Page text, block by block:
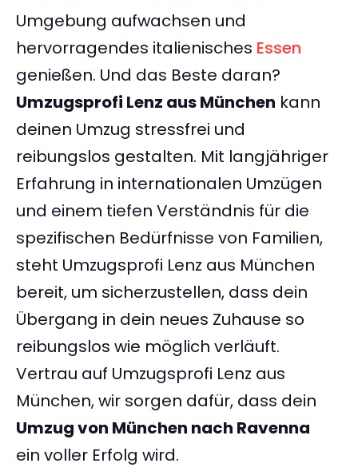
Umgebung aufwachsen und
hervorragendes italienisches Essen
genießen. Und das Beste daran?
Umzugsprofi Lenz aus München kann
deinen Umzug stressfrei und
reibungslos gestalten. Mit langjähriger
Erfahrung in internationalen Umzügen
und einem tiefen Verständnis für die
spezifischen Bedürfnisse von Familien,
steht Umzugsprofi Lenz aus München
bereit, um sicherzustellen, dass dein
Übergang in dein neues Zuhause so
reibungslos wie möglich verläuft.
Vertrau auf Umzugsprofi Lenz aus
München, wir sorgen dafür, dass dein
Umzug von München nach Ravenna
ein voller Erfolg wird.